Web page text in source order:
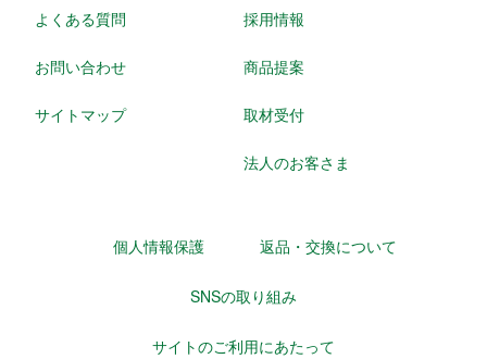
よくある質問
お問い合わせ
サイトマップ
採用情報
商品提案
取材受付
法人のお客さま
個人情報保護 返品・交換について
SNSの取り組み
サイトのご利用にあたって